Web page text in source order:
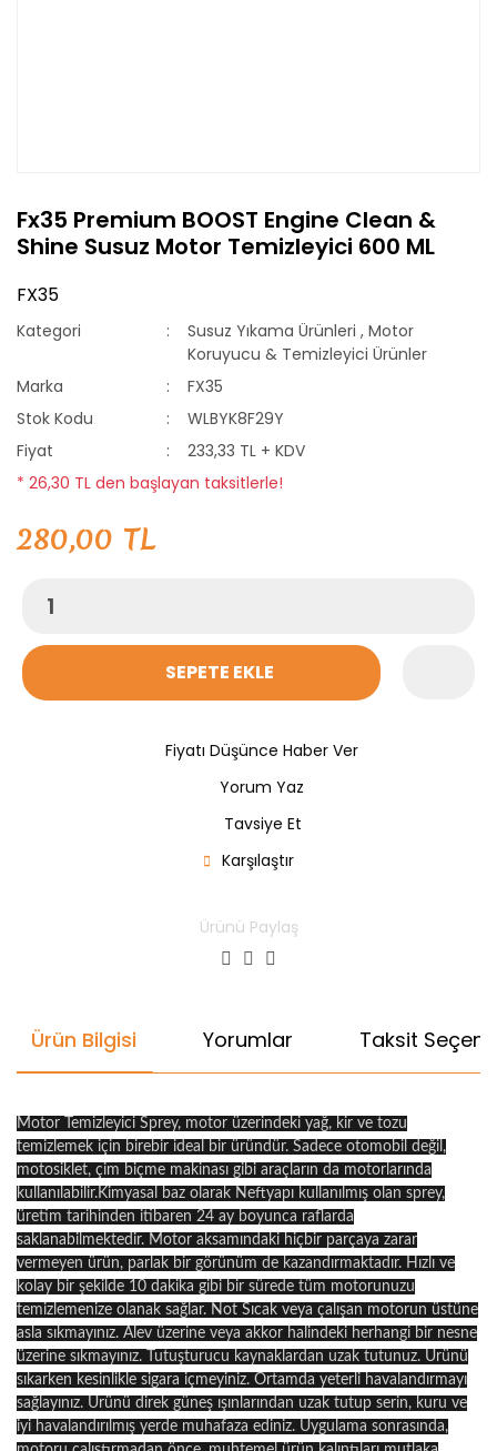
Fx35 Premium BOOST Engine Clean &
Shine Susuz Motor Temizleyici 600 ML
FX35
Kategori Susuz Yıkama Ürünleri ,Motor
Koruyucu & Temizleyici Ürünler
Marka
FX35
Stok Kodu
WLBYK8F29Y
Fiyat
233,33 TL + KDV
* 26,30 TL den başlayan taksitlerle!
280,00 TL
SEPETE EKLE
Fiyatı Düşünce Haber Ver
Yorum Yaz
Tavsiye Et
Karşılaştır
Ürünü Paylaş
Ürün Bilgisi Yorumlar Taksit
Motor Temizleyici Sprey, motor üzerindeki yağ, kir ve tozu
temizlemek için birebir ideal bir üründür. Sadece otomobil değil,
motosiklet, çim biçme makinası gibi araçların da motorlarında
kullanılabilir.Kimyasal baz olarak Neftyapı kullanılmış olan sprey,
üretim tarihinden itibaren 24 ay boyunca raflarda
saklanabilmektedir. Motor aksamındaki hiçbir parçaya zarar
vermeyen ürün, parlak bir görünüm de kazandırmaktadır. Hızlı ve
kolay bir şekilde 10 dakika gibi bir sürede tüm motorunuzu
temizlemenize olanak sağlar. Not Sıcak veya çalışan motorun üstüne
asla sıkmayınız. Alev üzerine veya akkor halindeki herhangi bir nesne
üzerine sıkmayınız. Tutuşturucu kaynaklardan uzak tutunuz. Ürünü
sıkarken kesinlikle sigara içmeyiniz. Ortamda yeterli havalandırmayı
sağlayınız. Ürünü direk güneş ışınlarından uzak tutup serin, kuru ve
iyi havalandırılmış yerde muhafaza ediniz. Uygulama sonrasında,